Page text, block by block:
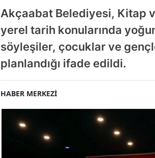
Akçaabat Belediyesi, Kitap
yerel tarih konularında
söyleşiler, çocuklar ve
planlandığı ifade edildi.
HABER MERKEZİ